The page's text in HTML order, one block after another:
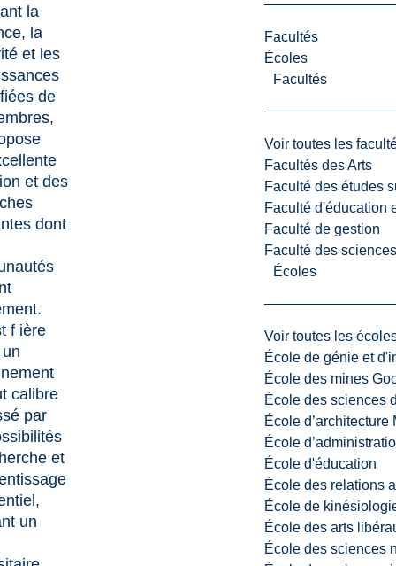
Facultés
Écoles
Facultés
Voir toutes les
Facultés des Arts
Faculté des études
Faculté d'éducation
Faculté de gestion
Faculté des
Écoles
Voir toutes les
École de génie et
École des mines
École des sciences
École d’architecture
École
École d'éducation
École des relations
École de
École des arts
École des sciences
la
la
et les
de
et des
dont
f ière
un
calibre
par
et
un